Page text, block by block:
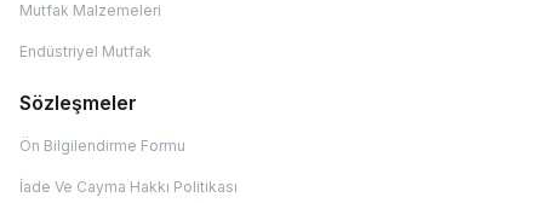
Mutfak Malzemeleri
Endüstriyel Mutfak
Sözleşmeler
Ön Bilgilendirme Formu
İade Ve Cayma Hakkı Politikası